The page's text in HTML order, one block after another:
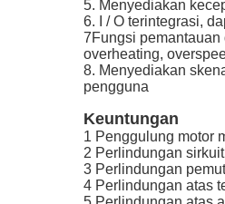
5. Menyediakan
6. I / O terintegrasi,
7Fungsi pemantauan
overheating,
8. Menyediakan
pengguna
Keuntungan
1 Penggulung motor
2 Perlindungan
3 Perlindungan
4 Perlindungan atas